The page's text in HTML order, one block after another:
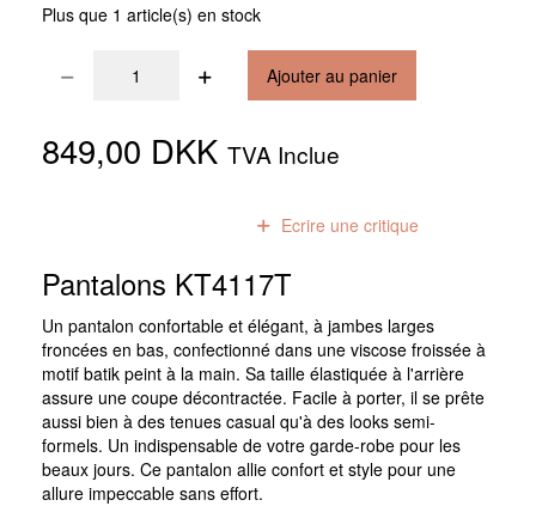
Plus que 1 article(s) en stock
Ajouter au panier
849,00 DKK TVA Inclue
Ecrire une critique
Pantalons KT4117T
Un pantalon confortable et élégant, à jambes larges
froncées en bas, confectionné dans une viscose froissée à
motif batik peint à la main. Sa taille élastiquée à l'arrière
assure une coupe décontractée. Facile à porter, il se prête
aussi bien à des tenues casual qu'à des looks semi-
formels. Un indispensable de votre garde-robe pour les
beaux jours. Ce pantalon allie confort et style pour une
allure impeccable sans effort.